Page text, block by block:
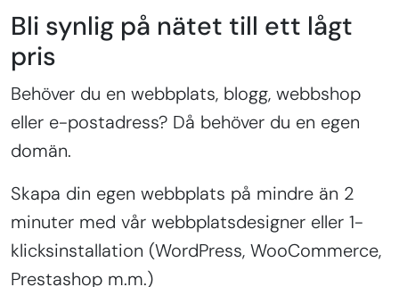
Bli synlig på nätet till ett lågt
pris
Behöver du en webbplats, blogg, webbshop
eller e-postadress? Då behöver du en egen
domän.
Skapa din egen webbplats på mindre än 2
minuter med vår webbplatsdesigner eller 1-
klicksinstallation (WordPress, WooCommerce,
Prestashop m.m.)